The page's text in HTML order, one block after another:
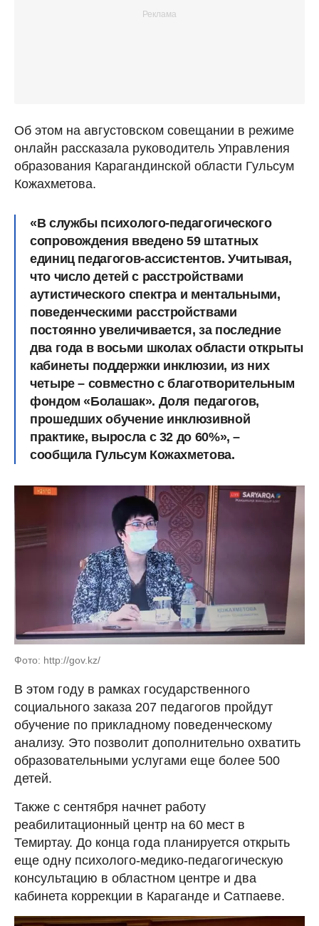
Об этом на августовском совещании в режиме
онлайн рассказала руководитель Управления
образования Карагандинской области Гульсум
Кожахметова.
«В службы психолого-педагогического
сопровождения введено 59 штатных
единиц педагогов-ассистентов. Учитывая,
что число детей с расстройствами
аутистического спектра и ментальными,
поведенческими расстройствами
постоянно увеличивается, за последние
два года в восьми школах области открыты
кабинеты поддержки инклюзии, из них
четыре – совместно с благотворительным
фондом «Болашак». Доля педагогов,
прошедших обучение инклюзивной
практике, выросла с 32 до 60%», –
сообщила Гульсум Кожахметова.
Фото: http://gov.kz/
В этом году в рамках государственного
социального заказа 207 педагогов пройдут
обучение по прикладному поведенческому
анализу. Это позволит дополнительно охватить
образовательными услугами еще более 500
детей.
Также с сентября начнет работу
реабилитационный центр на 60 мест в
Темиртау. До конца года планируется открыть
еще одну психолого-медико-педагогическую
консультацию в областном центре и два
кабинета коррекции в Караганде и Сатпаеве.